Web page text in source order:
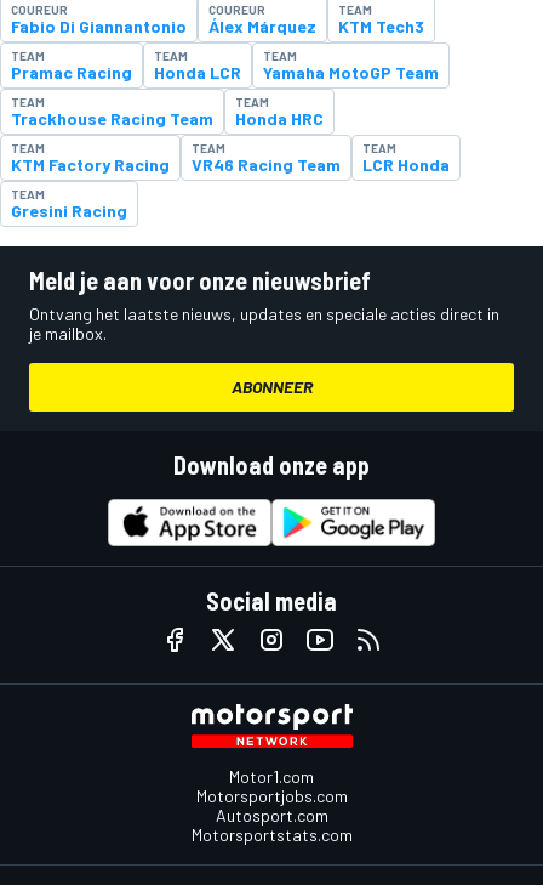
COUREUR
Fabio Di Giannantonio
COUREUR
Álex Márquez
TEAM
KTM Tech3
TEAM
Pramac Racing
TEAM
Honda LCR
TEAM
Yamaha MotoGP Team
TEAM
Trackhouse Racing Team
TEAM
Honda HRC
TEAM
KTM Factory Racing
TEAM
VR46 Racing Team
TEAM
LCR Honda
TEAM
Gresini Racing
Meld je aan voor onze nieuwsbrief
Ontvang het laatste nieuws, updates en speciale acties direct in
je mailbox.
ABONNEER
Download onze app
Social media
Motor1.com
Motorsportjobs.com
Autosport.com
Motorsportstats.com